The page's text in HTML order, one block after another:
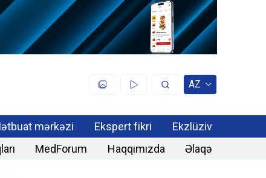
AZ
mərkəzi Ekspert fikri
Ekzlüziv
MedForum Haqqımızda Əlaqə